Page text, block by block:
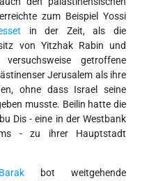
zum Beispiel Yossi
in der Zeit, als die
von Yitzhak Rabin und
getroffene
Jerusalem als ihre
ohne dass Israel seine
musste. Beilin hatte die
Dis - eine in der Westbank
- zu ihrer Hauptstadt
bot weitgehende